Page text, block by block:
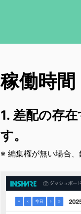
稼働時
1. 差配の存
す。
※ 編集権が無い場合、